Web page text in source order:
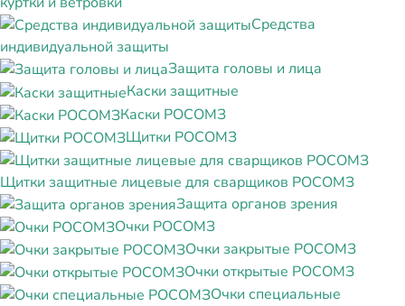
Средства
индивидуальной защиты
Защита головы и лица
Каски защитные
Каски РОСОМЗ
Щитки РОСОМЗ
Щитки защитные лицевые для сварщиков РОСОМЗ
Защита органов зрения
Очки РОСОМЗ
Очки закрытые РОСОМЗ
Очки открытые РОСОМЗ
Очки специальные